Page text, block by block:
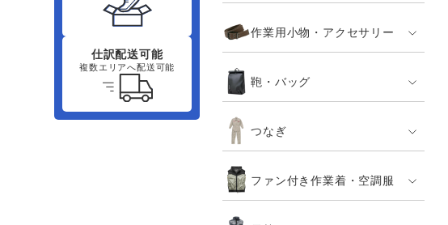
作業用小物・アクセサリー
鞄・バッグ
つなぎ
ファン付き作業着・空調服
仕訳配送可能
複数エリアへ配送可能